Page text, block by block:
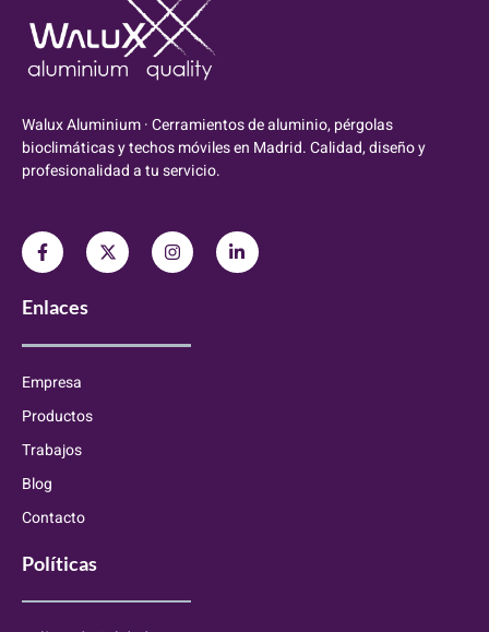
Walux Aluminium · Cerramientos de aluminio, pérgolas
bioclimáticas y techos móviles en Madrid. Calidad, diseño y
profesionalidad a tu servicio.
Enlaces
Empresa
Productos
Trabajos
Blog
Contacto
Políticas